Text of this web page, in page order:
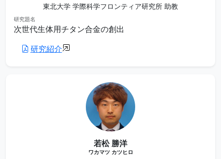
東北大学 学際科学フロンティア研究所 助教
研究題名
次世代生体用チタン合金の創出
研究紹介
若松 勝洋
ワカマツ カツヒロ